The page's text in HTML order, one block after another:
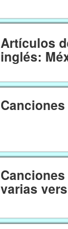
Artículos
inglés:
varias